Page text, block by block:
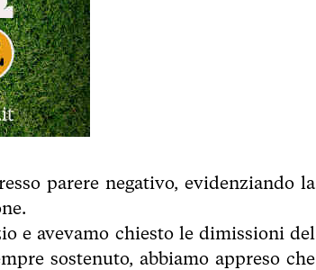
parere negativo, evidenziando la
e avevamo chiesto le dimissioni del
sostenuto, abbiamo appreso che